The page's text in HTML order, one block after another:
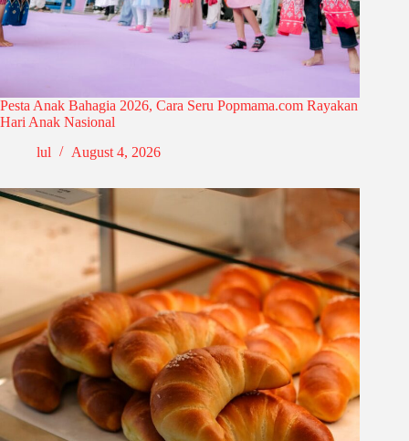
Pesta Anak Bahagia 2026, Cara Seru Popmama.com Rayakan
Hari Anak Nasional
lul
August 4, 2026